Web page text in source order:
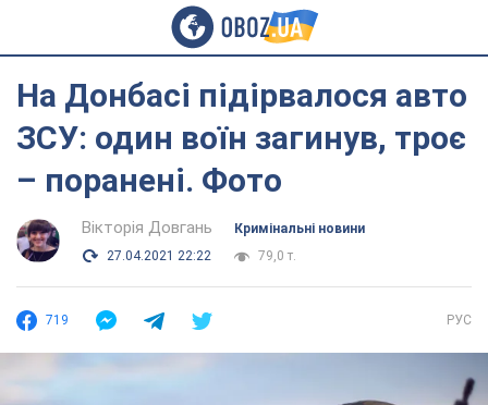
На Донбасі підірвалося авто
ЗСУ: один воїн загинув, троє
– поранені. Фото
Вікторія Довгань
Кримінальні новини
27.04.2021 22:22
79,0 т.
719 РУС